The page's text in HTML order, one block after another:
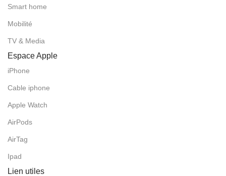
Smart home
Mobilité
TV & Media
Espace Apple
iPhone
Cable iphone
Apple Watch
AirPods
AirTag
Ipad
Lien utiles